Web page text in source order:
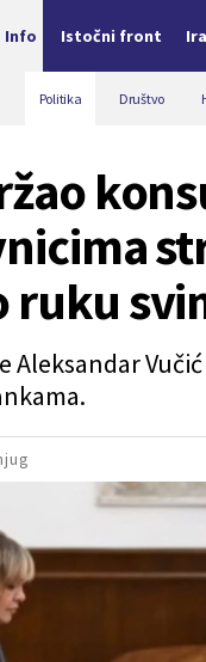
Info Istočni front
Politika Društvo
ruku
Aleksandar